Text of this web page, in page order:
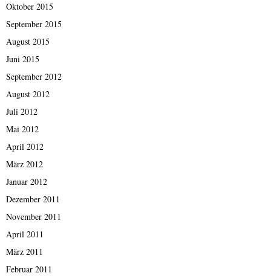
Oktober 2015
September 2015
August 2015
Juni 2015
September 2012
August 2012
Juli 2012
Mai 2012
April 2012
März 2012
Januar 2012
Dezember 2011
November 2011
April 2011
März 2011
Februar 2011